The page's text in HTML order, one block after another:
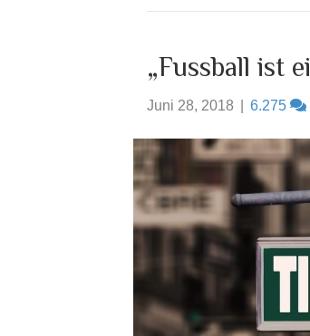
„Fussball ist
Juni 28, 2018 6.275